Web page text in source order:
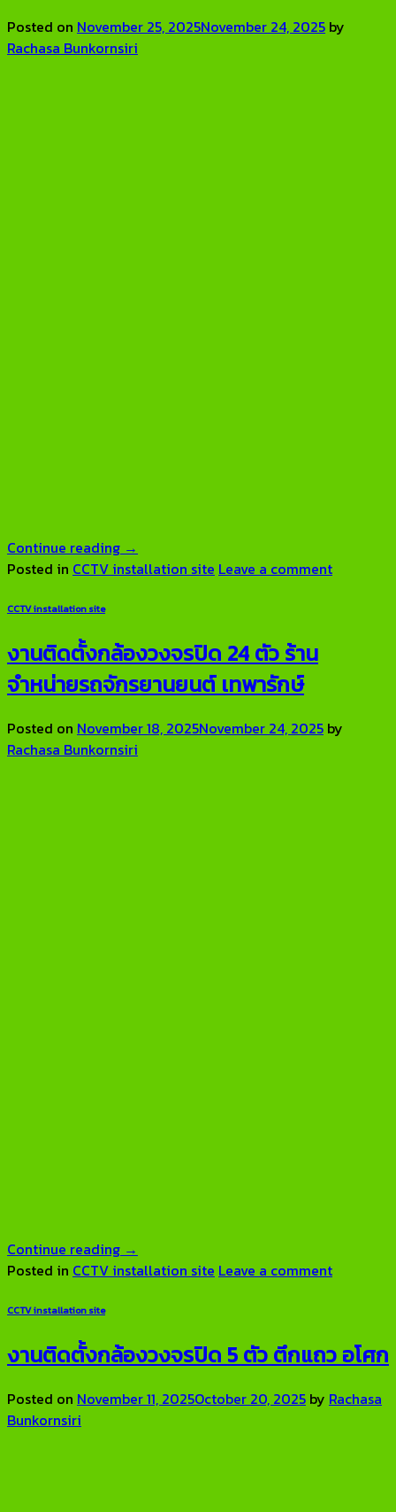
Posted on November 25, 2025November 24, 2025 by
Rachasa Bunkornsiri
Continue reading →
Posted in CCTV installation site Leave a comment
CCTV installation site
งานติดตั้งกล้องวงจรปิด 24 ตัว ร้าน
จำหน่ายรถจักรยานยนต์ เทพารักษ์
Posted on November 18, 2025November 24, 2025 by
Rachasa Bunkornsiri
Continue reading →
Posted in CCTV installation site Leave a comment
CCTV installation site
งานติดตั้งกล้องวงจรปิด 5 ตัว ตึกแถว อโศก
Posted on November 11, 2025October 20, 2025 by Rachasa
Bunkornsiri